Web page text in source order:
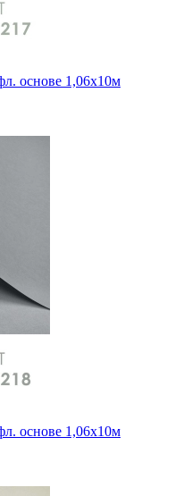
основе 1,06х10м
основе 1,06х10м